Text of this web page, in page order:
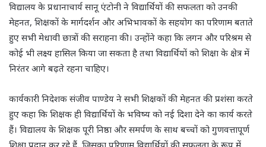
विद्यालय के प्रधानाचार्य सानू एंटोनी ने विद्यार्थियों की सफलता को उनकी
मेहनत, शिक्षकों के मार्गदर्शन और अभिभावकों के सहयोग का परिणाम बताते
हुए सभी मेधावी छात्रों की सराहना की। उन्होंने कहा कि लगन और परिश्रम से
कोई भी लक्ष्य हासिल किया जा सकता है तथा विद्यार्थियों को शिक्षा के क्षेत्र में
निरंतर आगे बढ़ते रहना चाहिए।
कार्यकारी निदेशक संजीव पाण्डेय ने सभी शिक्षकों की मेहनत की प्रशंसा करते
हुए कहा कि शिक्षक ही विद्यार्थियों के भविष्य को नई दिशा देने का कार्य करते
हैं। विद्यालय के शिक्षक पूरी निष्ठा और समर्पण के साथ बच्चों को गुणवत्तापूर्ण